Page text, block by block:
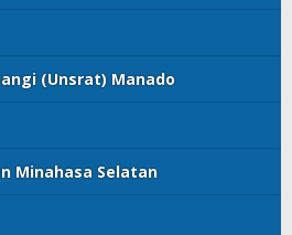
(Unsrat) Manado
Minahasa Selatan